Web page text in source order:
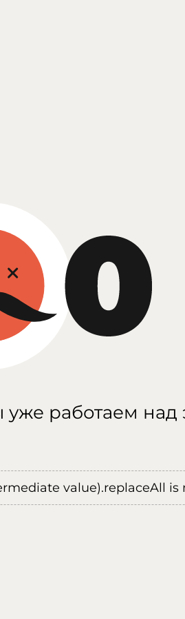
уже работаем над
value).replaceAll is